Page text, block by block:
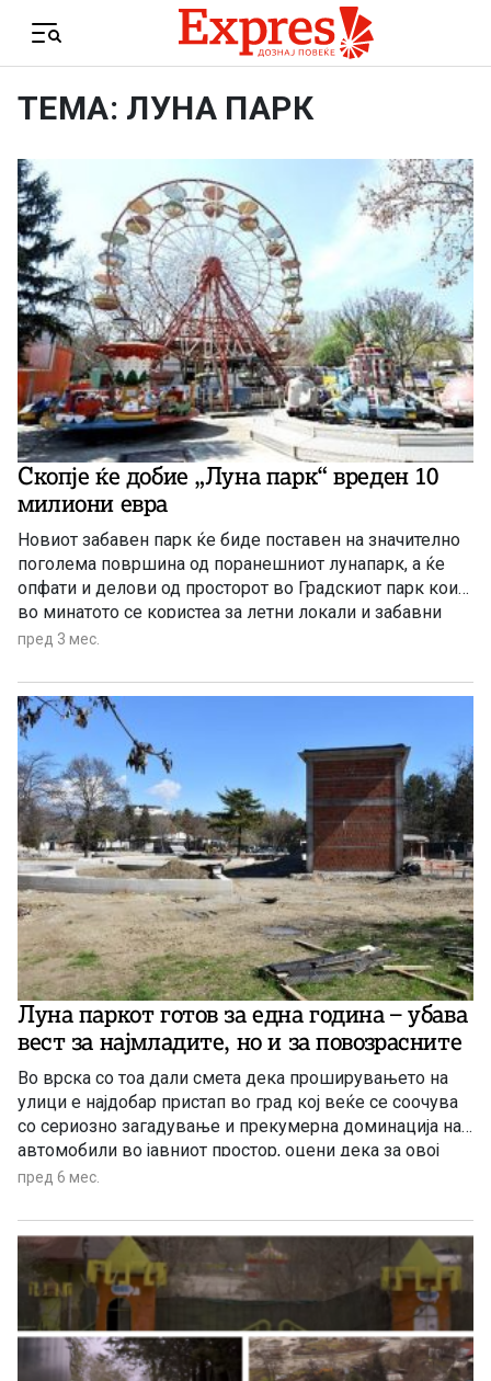
Menu
ТЕМА: ЛУНА ПАРК
Скопје ќе добие „Луна парк“ вреден 10
милиони евра
Новиот забавен парк ќе биде поставен на значително
поголема површина од поранешниот лунапарк, а ќе
опфати и делови од просторот во Градскиот парк кои
во минатото се користеа за летни локали и забавни
содржини
пред 3 мес.
Луна паркот готов за една година – убава
вест за најмладите, но и за повозрасните
Во врска со тоа дали смета дека проширувањето на
улици е најдобар пристап во град кој веќе се соочува
со сериозно загадување и прекумерна доминација на
автомобили во јавниот простор, оцени дека за овој
проблем има паралелен пристап, од една страна ги
внимание и на еколошкиот транспорт.
пред 6 мес.